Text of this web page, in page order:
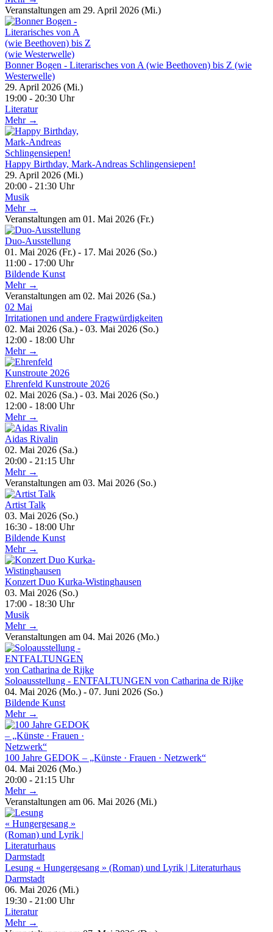
Veranstaltungen am 29. April 2026 (Mi.)
Bonner Bogen - Literarisches von A (wie Beethoven) bis Z (wie
Westerwelle)
29. April 2026 (Mi.)
19:00 - 20:30 Uhr
Literatur
Mehr →
Happy Birthday, Mark-Andreas Schlingensiepen!
29. April 2026 (Mi.)
20:00 - 21:30 Uhr
Musik
Mehr →
Veranstaltungen am 01. Mai 2026 (Fr.)
Duo-Ausstellung
01. Mai 2026 (Fr.) - 17. Mai 2026 (So.)
11:00 - 17:00 Uhr
Bildende Kunst
Mehr →
Veranstaltungen am 02. Mai 2026 (Sa.)
02 Mai
Irritationen und andere Fragwürdigkeiten
02. Mai 2026 (Sa.) - 03. Mai 2026 (So.)
12:00 - 18:00 Uhr
Mehr →
Ehrenfeld Kunstroute 2026
02. Mai 2026 (Sa.) - 03. Mai 2026 (So.)
12:00 - 18:00 Uhr
Mehr →
Aidas Rivalin
02. Mai 2026 (Sa.)
20:00 - 21:15 Uhr
Mehr →
Veranstaltungen am 03. Mai 2026 (So.)
Artist Talk
03. Mai 2026 (So.)
16:30 - 18:00 Uhr
Bildende Kunst
Mehr →
Konzert Duo Kurka-Wistinghausen
03. Mai 2026 (So.)
17:00 - 18:30 Uhr
Musik
Mehr →
Veranstaltungen am 04. Mai 2026 (Mo.)
Soloausstellung - ENTFALTUNGEN von Catharina de Rijke
04. Mai 2026 (Mo.) - 07. Juni 2026 (So.)
Bildende Kunst
Mehr →
100 Jahre GEDOK – „Künste · Frauen · Netzwerk“
04. Mai 2026 (Mo.)
20:00 - 21:15 Uhr
Mehr →
Veranstaltungen am 06. Mai 2026 (Mi.)
Lesung « Hungergesang » (Roman) und Lyrik | Literaturhaus
Darmstadt
06. Mai 2026 (Mi.)
19:30 - 21:00 Uhr
Literatur
Mehr →